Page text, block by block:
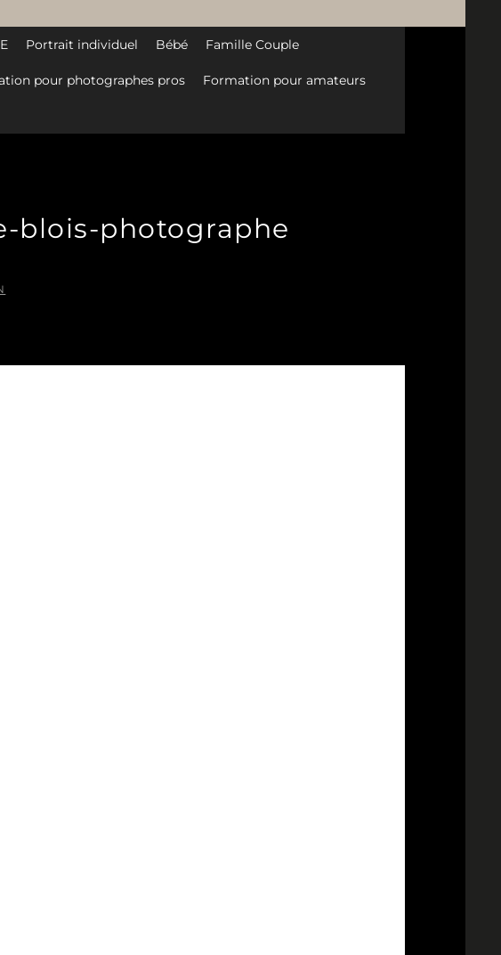
Portrait individuel Bébé Famille Couple
pour photographes pros Formation pour amateurs
blois-photographe